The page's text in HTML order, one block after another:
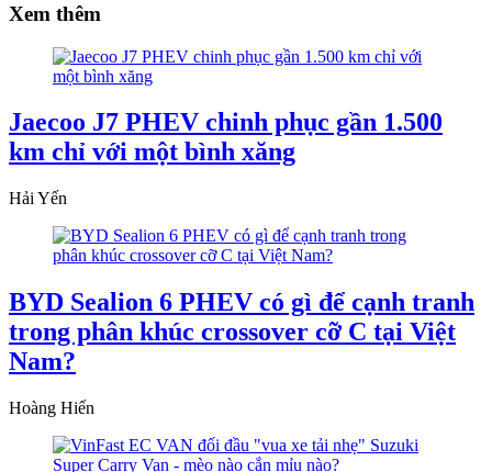
Xem thêm
Jaecoo J7 PHEV chinh phục gần 1.500
km chỉ với một bình xăng
Hải Yến
BYD Sealion 6 PHEV có gì để cạnh tranh
trong phân khúc crossover cỡ C tại Việt
Nam?
Hoàng Hiển